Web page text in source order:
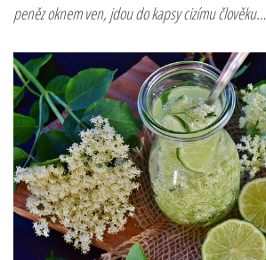
peněz oknem ven, jdou do kapsy cizímu člověku…